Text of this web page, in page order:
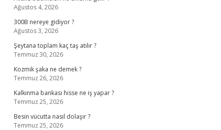
Ağustos 4, 2026
300B nereye gidiyor ?
Ağustos 3, 2026
Şeytana toplam kaç taş atılır ?
Temmuz 30, 2026
Kozmik şaka ne demek ?
Temmuz 26, 2026
Kalkınma bankası hisse ne iş yapar ?
Temmuz 25, 2026
Besin vücutta nasıl dolaşır ?
Temmuz 25, 2026